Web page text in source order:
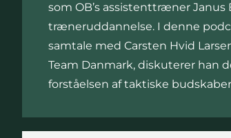
som OB’s assistenttræner
træneruddannelse. I denne
samtale med Carsten Hvid
Team Danmark, diskuterer han
forståelsen af taktiske